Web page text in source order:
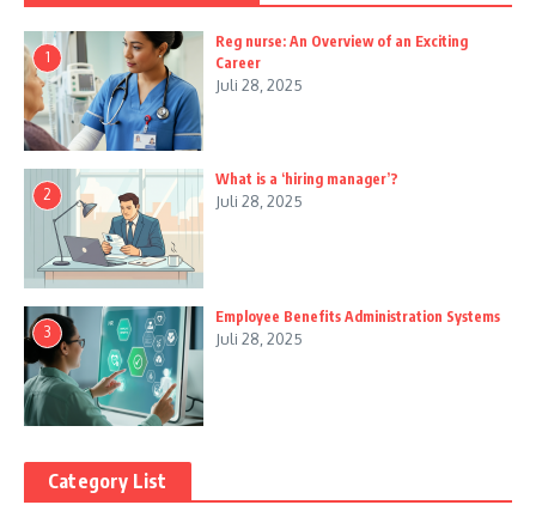
1
Reg nurse: An Overview of an Exciting
Career
Juli 28, 2025
2
What is a ‘hiring manager’?
Juli 28, 2025
3
Employee Benefits Administration Systems
Juli 28, 2025
Category List